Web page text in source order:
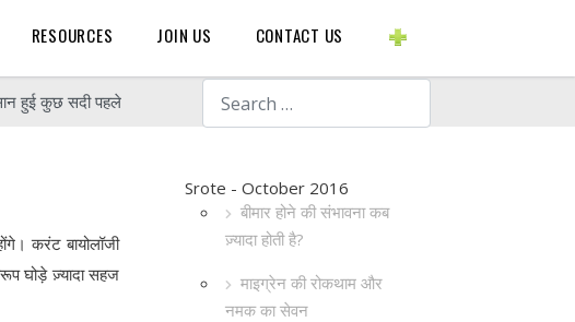
Search
RESOURCES JOIN US CONTACT US
हुई कुछ सदी पहले
Srote - October 2016
बीमार होने की संभावना कब
ज़्यादा होती है?
माइग्रेन की रोकथाम और
नमक का सेवन
करंट बायोलॉजी
घोड़े ज़्यादा सहज